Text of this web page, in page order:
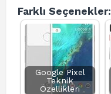
Farklı Seçenekler:
Google Pixel
Teknik
Özellikleri